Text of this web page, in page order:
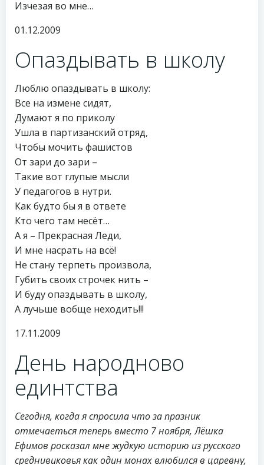
Изчезая во мне…
01.12.2009
Опаздывать в школу
Люблю опаздывать в школу:
Все на измене сидят,
Думают я по приколу
Ушла в партизанский отряд,
Чтобы мочить фашистов
От зари до зари –
Такие вот глупые мысли
У педагогов в нутри.
Как будто бы я в ответе
Кто чего там несёт…
А я – Прекрасная Леди,
И мне насрать на всё!
Не стану терпеть произвола,
Губить своих строчек нить –
И буду опаздывать в школу,
А лучьше вобще неходить!!!
17.11.2009
День народново
единтства
Сегодня, когда я спросила что за празник
отмечаеться теперь вместо 7 ноября, Лёшка
Ефимов росказал мне жудкую историю из русского
среднивиковья как один монах влюбился в царевну,